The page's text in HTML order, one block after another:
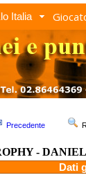
Italia
Precedente
-
Dati